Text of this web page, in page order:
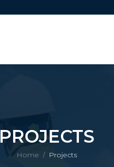
PROJECTS
Home / Projects